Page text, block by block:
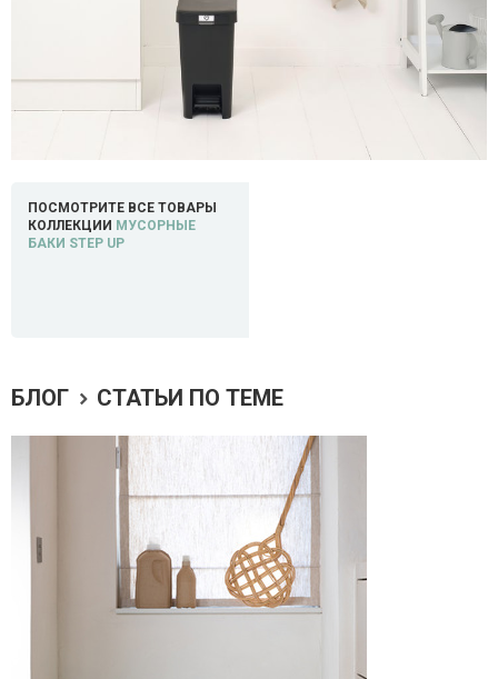
ПОСМОТРИТЕ ВСЕ ТОВАРЫ
КОЛЛЕКЦИИ МУСОРНЫЕ
БАКИ STEP UP
БЛОГ СТАТЬИ ПО ТЕМЕ